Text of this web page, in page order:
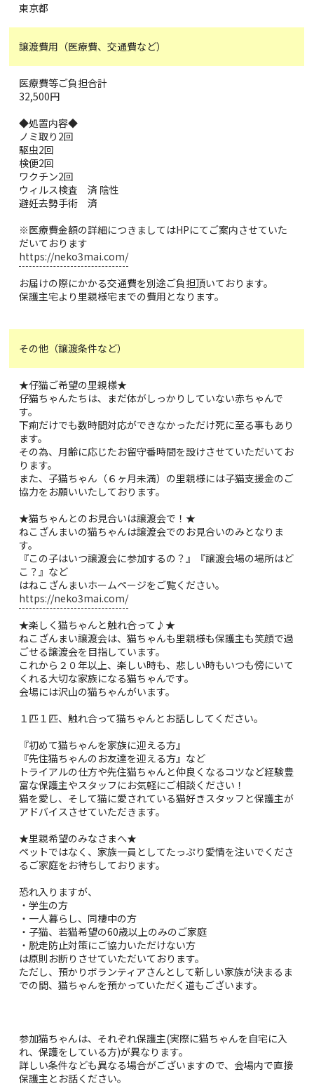
東京都
譲渡費用（医療費、交通費など）
医療費等ご負担合計
32,500円
◆処置内容◆
ノミ取り2回
駆虫2回
検便2回
ワクチン2回
ウィルス検査 済 陰性
避妊去勢手術 済
※医療費金額の詳細につきましてはHPにてご案内させていた
だいております
https://neko3mai.com/
お届けの際にかかる交通費を別途ご負担頂いております。
保護主宅より里親様宅までの費用となります。
その他（譲渡条件など）
★仔猫ご希望の里親様★
仔猫ちゃんたちは、まだ体がしっかりしていない赤ちゃんで
す。
下痢だけでも数時間対応ができなかっただけ死に至る事もあり
ます。
その為、月齢に応じたお留守番時間を設けさせていただいてお
ります。
また、子猫ちゃん（６ヶ月未満）の里親様には子猫支援金のご
協力をお願いいたしております。
★猫ちゃんとのお見合いは譲渡会で！★
ねこざんまいの猫ちゃんは譲渡会でのお見合いのみとなりま
す。
『この子はいつ譲渡会に参加するの？』『譲渡会場の場所はど
こ？』など
はねこざんまいホームページをご覧ください。
https://neko3mai.com/
★楽しく猫ちゃんと触れ合って♪★
ねこざんまい譲渡会は、猫ちゃんも里親様も保護主も笑顔で過
ごせる譲渡会を目指しています。
これから２０年以上、楽しい時も、悲しい時もいつも傍にいて
くれる大切な家族になる猫ちゃんです。
会場には沢山の猫ちゃんがいます。
１匹１匹、触れ合って猫ちゃんとお話ししてください。
『初めて猫ちゃんを家族に迎える方』
『先住猫ちゃんのお友達を迎える方』など
トライアルの仕方や先住猫ちゃんと仲良くなるコツなど経験豊
富な保護主やスタッフにお気軽にご相談ください！
猫を愛し、そして猫に愛されている猫好きスタッフと保護主が
アドバイスさせていただきます。
★里親希望のみなさまへ★
ペットではなく、家族一員としてたっぷり愛情を注いでくださ
るご家庭をお待ちしております。
恐れ入りますが、
・学生の方
・一人暮らし、同棲中の方
・子猫、若猫希望の60歳以上のみのご家庭
・脱走防止対策にご協力いただけない方
は原則お断りさせていただいております。
ただし、預かりボランティアさんとして新しい家族が決まるま
での間、猫ちゃんを預かっていただく道もございます。
参加猫ちゃんは、それぞれ保護主(実際に猫ちゃんを自宅に入
れ、保護をしている方)が異なります。
詳しい条件なども異なる場合がございますので、会場内で直接
保護主とお話ください。